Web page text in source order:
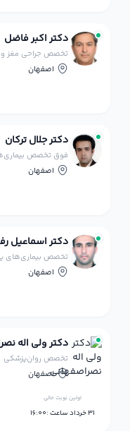
دکتر اکبر فاضل
تخصص جراحی مغز و
اصفهان
دکتر جلال ترکان
فوق تخصص
اصفهان
دکتر اسماعیل
تخصص بیماری‌های
اصفهان
دکتر ولی اله
تخصص روان‌پزشکی
اصفهان
اولین نوبت خالی
31 خرداد ساعت :16:00